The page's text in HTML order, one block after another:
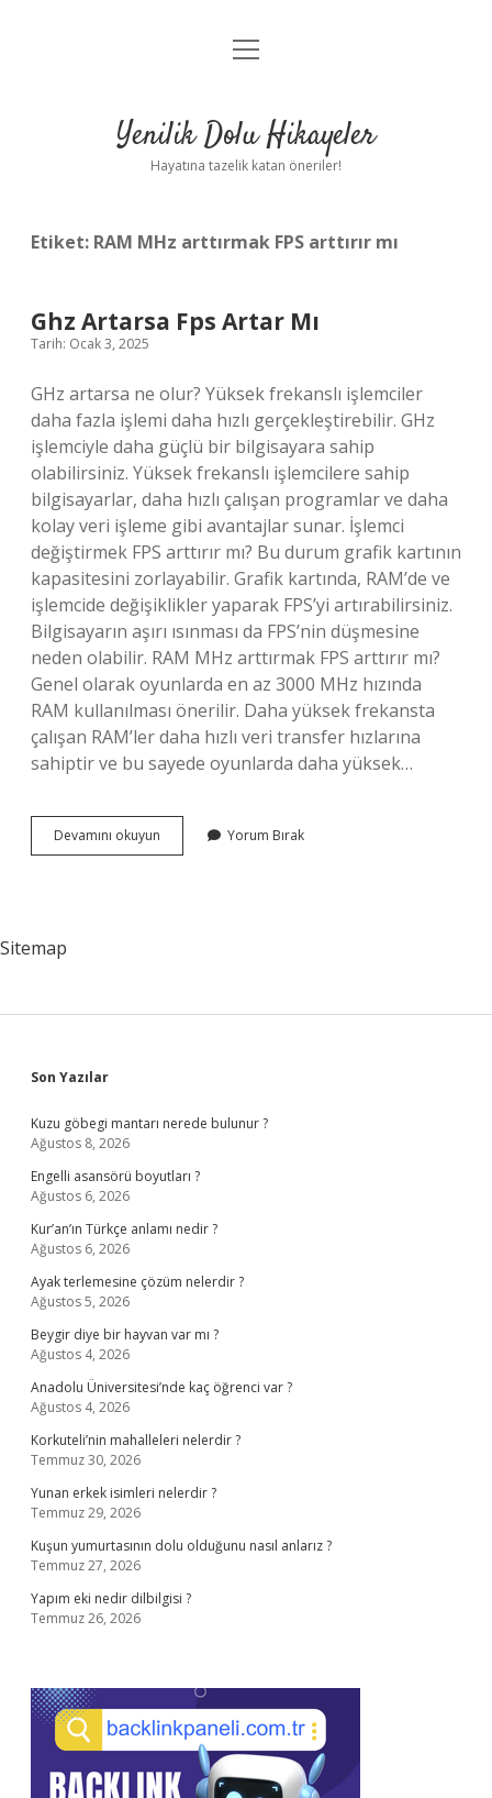
Anasayfa
Yasal Uyarı
menüyü
Yenilik Dolu Hikayeler
Hayatına tazelik katan öneriler!
Etiket: RAM MHz arttırmak FPS arttırır mı
Ghz Artarsa Fps Artar Mı
Tarih: Ocak 3, 2025
GHz artarsa ne olur? Yüksek frekanslı işlemciler
daha fazla işlemi daha hızlı gerçekleştirebilir. GHz
işlemciyle daha güçlü bir bilgisayara sahip
olabilirsiniz. Yüksek frekanslı işlemcilere sahip
bilgisayarlar, daha hızlı çalışan programlar ve daha
kolay veri işleme gibi avantajlar sunar. İşlemci
değiştirmek FPS arttırır mı? Bu durum grafik kartının
kapasitesini zorlayabilir. Grafik kartında, RAM’de ve
işlemcide değişiklikler yaparak FPS’yi artırabilirsiniz.
Bilgisayarın aşırı ısınması da FPS’nin düşmesine
neden olabilir. RAM MHz arttırmak FPS arttırır mı?
Genel olarak oyunlarda en az 3000 MHz hızında
RAM kullanılması önerilir. Daha yüksek frekansta
çalışan RAM’ler daha hızlı veri transfer hızlarına
sahiptir ve bu sayede oyunlarda daha yüksek…
Devamını okuyun
Artarsa
Yorum Bırak
Sitemap
Sidebar
Son Yazılar
Kuzu göbegi mantarı nerede bulunur ?
Ağustos 8, 2026
Engelli asansörü boyutları ?
Ağustos 6, 2026
Kur’an’ın Türkçe anlamı nedir ?
Ağustos 6, 2026
Ayak terlemesine çözüm nelerdir ?
Ağustos 5, 2026
Beygir diye bir hayvan var mı ?
Ağustos 4, 2026
Anadolu Üniversitesi’nde kaç öğrenci var ?
Ağustos 4, 2026
Korkuteli’nin mahalleleri nelerdir ?
Temmuz 30, 2026
Yunan erkek isimleri nelerdir ?
Temmuz 29, 2026
Kuşun yumurtasının dolu olduğunu nasıl anlarız ?
Temmuz 27, 2026
Yapım eki nedir dilbilgisi ?
Temmuz 26, 2026